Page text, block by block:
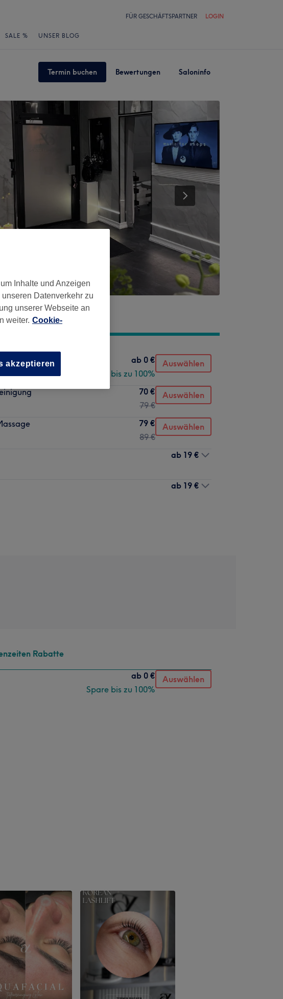
FÜR GESCHÄFTSPARTNER LOGIN
SALE % UNSER BLOG
Termin buchen Bewertungen Saloninfo
ab 0 €
Spare bis zu 100%
Auswählen
70 €
79 €
Auswählen
79 €
89 €
Auswählen
ab 19 €
ab 19 €
Rabatte
ab 0 €
Spare bis zu 100%
Auswählen
Inhalte und Anzeigen
Datenverkehr zu
unserer Webseite an
weiter. Cookie-
akzeptieren